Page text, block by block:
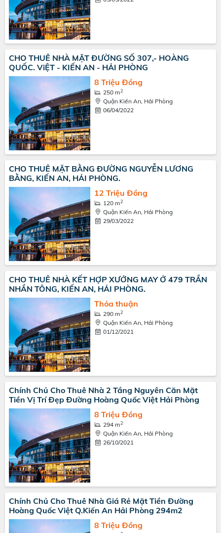
CHO THUÊ NHÀ MẶT ĐƯỜNG SỐ 307,- HOÀNG
QUỐC. ViỆT - KIẾN AN - HẢI PHÒNG
8 Triệu Đồng
250 m2
Quận Kiến An, Hải Phòng
06/04/2022
CHO THUÊ MẶT BẰNG ĐƯỜNG NGUYỄN LƯƠNG
BẰNG, KIẾN AN, HẢI PHÒNG.
12 Triệu Đồng
120 m2
Quận Kiến An, Hải Phòng
29/03/2022
CHO THUÊ NHÀ KẾT HỢP XƯỞNG MAY Ở 479 TRẦN
NHẦN TÔNG, KIẾN AN, HẢI PHÒNG.
Thỏa thuận
290 m2
Quận Kiến An, Hải Phòng
01/12/2021
Chính Chủ Cho Thuê Nhà 2 Tầng Nguyên Căn Mặt
Tiền Vị Trí Đẹp Đường Hoàng Quốc Việt Hải Phòng
8 Triệu Đồng
294 m2
Quận Kiến An, Hải Phòng
26/10/2021
Chính Chủ Cho Thuê Nhà Giá Rẻ Mặt Tiền Đường
Hoàng Quốc Việt Q.Kiến An Hải Phòng 294m2
8 Triệu Đồng